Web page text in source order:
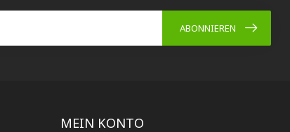
ABONNIEREN
MEIN KONTO